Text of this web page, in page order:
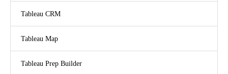
Tableau CRM
Tableau Map
Tableau Prep Builder